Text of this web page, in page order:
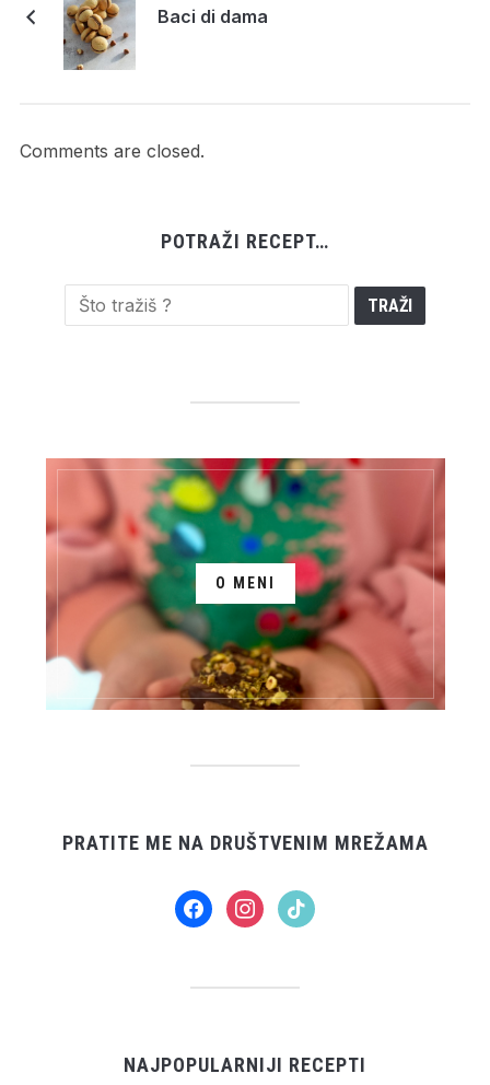
Baci di dama
Comments are closed.
POTRAŽI RECEPT…
O MENI
PRATITE ME NA DRUŠTVENIM MREŽAMA
facebookinstagram
tiktok
NAJPOPULARNIJI RECEPTI